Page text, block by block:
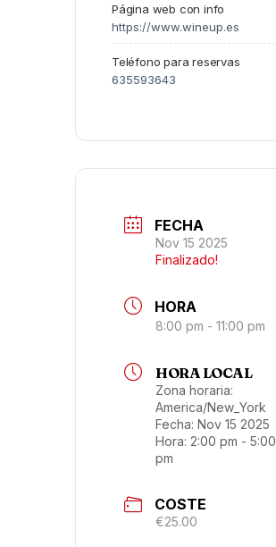
Página web con info
https://www.wineup.es
Teléfono para reservas
635593643
FECHA
Nov 15 2025
Finalizado!
HORA
8:00 pm - 11:00 pm
HORA LOCAL
Zona horaria:
America/New_York
Fecha: Nov 15 2025
Hora: 2:00 pm - 5:00
pm
COSTE
€25.00